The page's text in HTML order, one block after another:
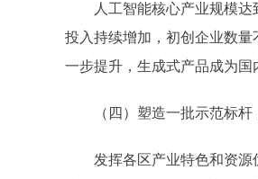
人工智能核心产业规模达到
投入持续增加，初创企业数
一步提升，生成式产品成为国
（四）塑造一批示范标杆
发挥各区产业特色和资源优